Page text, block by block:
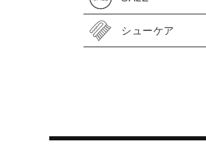
シューケア